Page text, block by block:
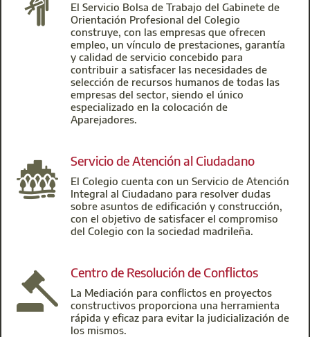
El Servicio Bolsa de Trabajo del Gabinete de
Orientación Profesional del Colegio
construye, con las empresas que ofrecen
empleo, un vínculo de prestaciones, garantía
y calidad de servicio concebido para
contribuir a satisfacer las necesidades de
selección de recursos humanos de todas las
empresas del sector, siendo el único
especializado en la colocación de
Aparejadores.
Servicio de Atención al Ciudadano
El Colegio cuenta con un Servicio de Atención
Integral al Ciudadano para resolver dudas
sobre asuntos de edificación y construcción,
con el objetivo de satisfacer el compromiso
del Colegio con la sociedad madrileña.
Centro de Resolución de Conflictos
La Mediación para conflictos en proyectos
constructivos proporciona una herramienta
rápida y eficaz para evitar la judicialización de
los mismos.